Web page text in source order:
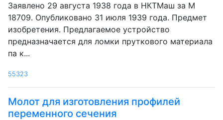
Заявлено 29 августа 1938 года в НКТМаш за M
18709. Опубликовано 31 июля 1939 года. Предмет
изобретения. Предлагаемое устройство
предназначается для ломки пруткового материала
па к...
55323
Молот для изготовления профилей
переменного сечения